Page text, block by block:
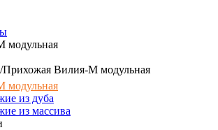
модульная
Прихожая Вилия-М модульная
модульная
из дуба
из массива